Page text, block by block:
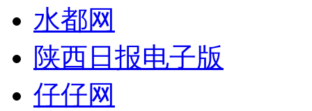
水都网
陕西日报电子版
仔仔网